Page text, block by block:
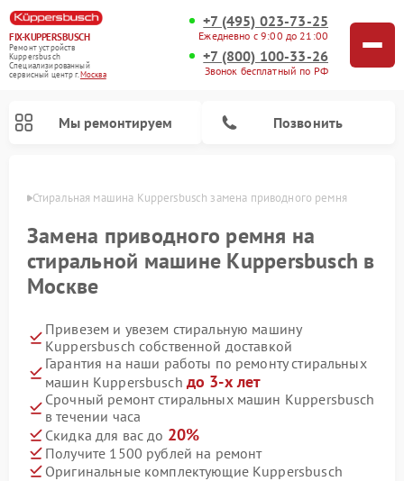
FIX-KUPPERSBUSCH
Ремонт устройств
Kuppersbusch
Специализированный
cервисный центр г.Москва
+7 (495) 023-73-25
Ежедневно с 9:00 до 21:00
+7 (800) 100-33-26
Звонок бесплатный по РФ
Мы ремонтируем Позвонить
Стиральная машина Kuppersbusch замена приводного ремня
Замена приводного ремня на
стиральной машине Kuppersbusch в
Москве
Привезем и увезем стиральную машину
Kuppersbusch собственной доставкой
Гарантия на наши работы по ремонту стиральных
машин Kuppersbusch до 3-х лет
Срочный ремонт стиральных машин Kuppersbusch
в течении часа
Скидка для вас до 20%
Получите 1500 рублей на ремонт
Оригинальные комплектующие Kuppersbusch